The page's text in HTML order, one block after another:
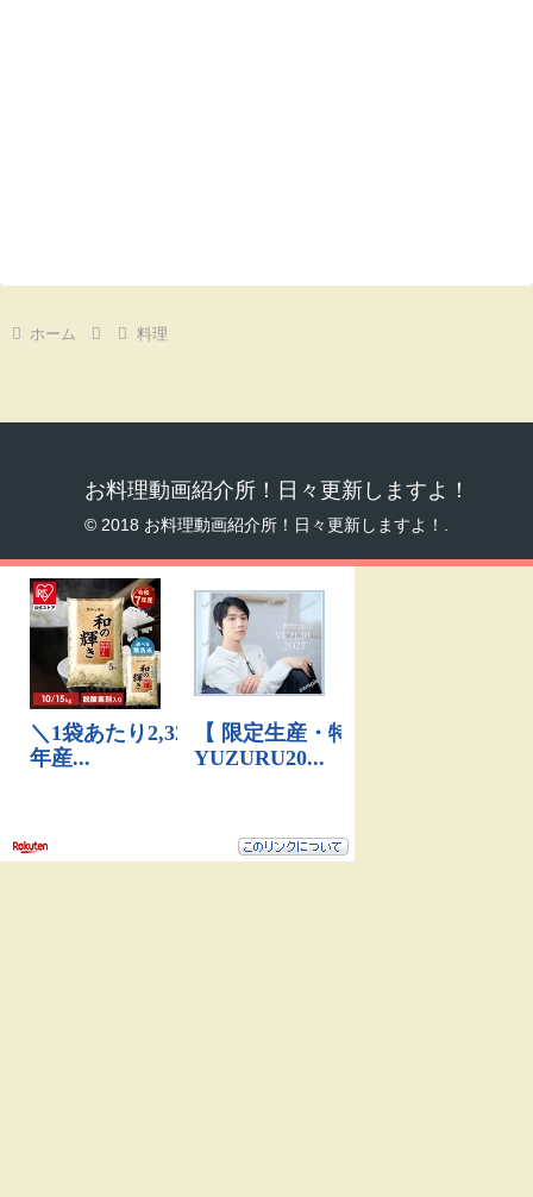
ホーム 料理
お料理動画紹介所！日々更新しますよ！
© 2018 お料理動画紹介所！日々更新しますよ！.